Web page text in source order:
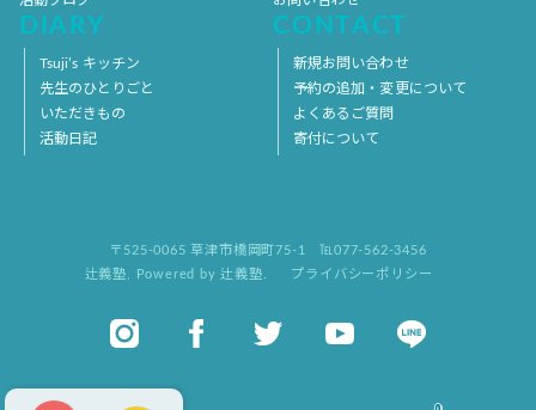
DIARY
Tsuji’s キッチン
先生のひとりごと
いただきもの
活動日記
CONTACT
新規お問い合わせ
予約の追加・変更について
よくあるご質問
寄付について
〒525-0065 草津市橋岡町75-1
℡077-562-3456
辻義塾
Powered by 辻義塾. プライバシーポリシー